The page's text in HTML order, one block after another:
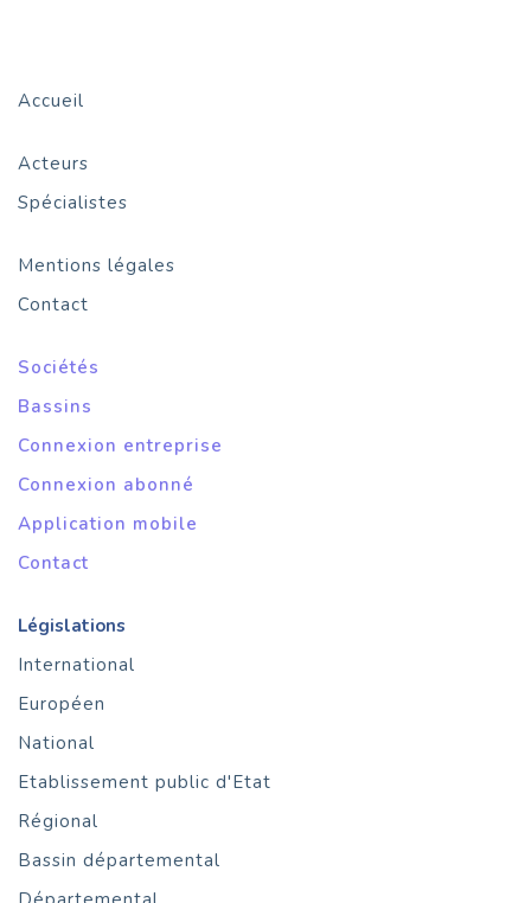
Accueil
Acteurs
Spécialistes
Mentions légales
Contact
Sociétés
Bassins
Connexion entreprise
Connexion abonné
Application mobile
Contact
Législations
International
Européen
National
Etablissement public d'Etat
Régional
Bassin départemental